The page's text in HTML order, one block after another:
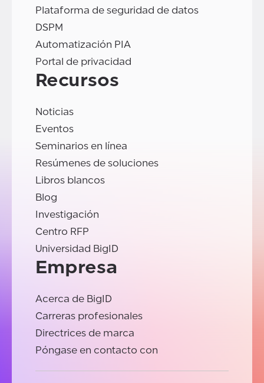
Plataforma de seguridad de datos
DSPM
Automatización PIA
Portal de privacidad
Recursos
Noticias
Eventos
Seminarios en línea
Resúmenes de soluciones
Libros blancos
Blog
Investigación
Centro RFP
Universidad BigID
Empresa
Acerca de BigID
Carreras profesionales
Directrices de marca
Póngase en contacto con